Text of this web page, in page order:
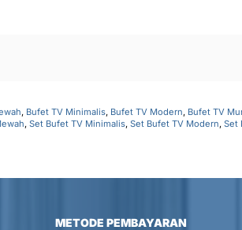
, Bufet TV Minimalis, Bufet TV Modern, Bufet TV
, Set Bufet TV Minimalis, Set Bufet TV Modern, Set
METODE PEMBAYARAN